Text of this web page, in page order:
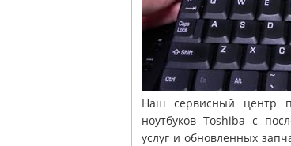
Наш сервисный центр
ноутбуков Toshiba с
услуг и обновленных